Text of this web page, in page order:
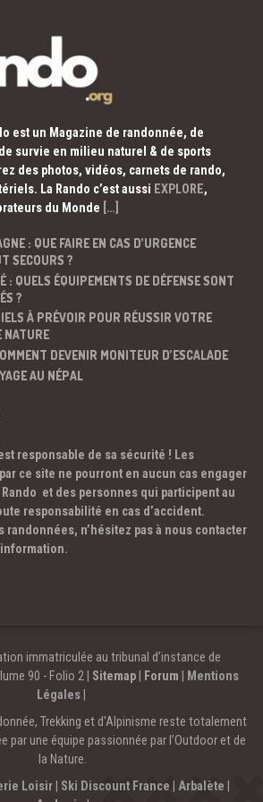
est un Magazine de randonnée, de
survie en milieu naturel & de sports
des photos, vidéos, carnets de rando,
La Rando c’est aussi EXPLORE,
du Monde […]
: QUE FAIRE EN CAS D’URGENCE
SECOURS ?
: QUELS ÉQUIPEMENTS DE DÉFENSE SONT
?
À PRÉVOIR POUR RÉUSSIR VOTRE
NATURE
DEVENIR MONITEUR D’ESCALADE
AU NÉPAL
responsable de sa sécurité ! Les
ce site ne pourront en aucun cas engager
et des personnes qui participent au
responsabilité en cas d’accident.
randonnées, n’hésitez pas à nous contacter
immatriculée au tribunal d’instance de
90 - Folio 2 | Sitemap| Forum
Mentions
Légales
Trekking et d'Alpinisme reste totalement
par une équipe passionnée par l’Outdoor et de
la Nature.
Loisir Ski Discount France Arbalète